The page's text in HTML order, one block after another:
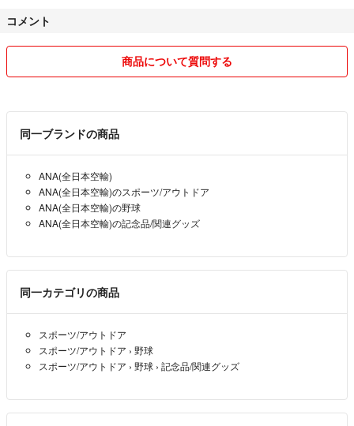
コメント
商品について質問する
同一ブランドの商品
ANA(全日本空輸)
ANA(全日本空輸)のスポーツ/アウトドア
ANA(全日本空輸)の野球
ANA(全日本空輸)の記念品/関連グッズ
同一カテゴリの商品
スポーツ/アウトドア
スポーツ/アウトドア › 野球
スポーツ/アウトドア › 野球 › 記念品/関連グッズ